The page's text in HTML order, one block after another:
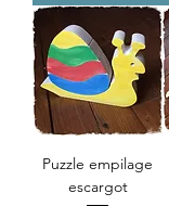
Puzzle empilage
escargot